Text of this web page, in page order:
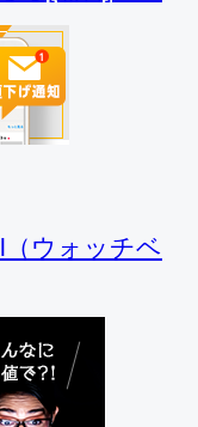
（ウォッチベ